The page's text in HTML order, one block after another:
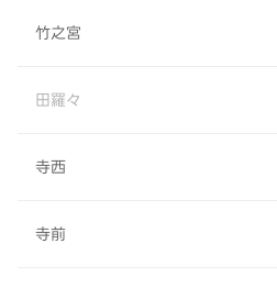
竹之宮
田羅々
寺西
寺前